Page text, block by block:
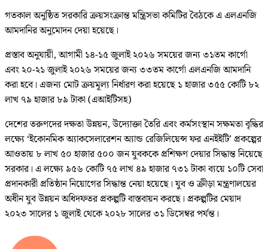
গতকাল অনুষ্ঠিত সরকারি ক্রয়সংক্রান্ত মন্ত্রিসভা কমিটির বৈঠকে এ এলএনজি
আমদানির অনুমোদন দেয়া হয়েছে।
প্রস্তাব অনুযায়ী, আগামী ১৪-১৫ জুলাই ২০২৬ সময়ের জন্য ৩১তম কার্গো
এবং ২০-২১ জুলাই ২০২৬ সময়ের জন্য ৩৩তম কার্গো এলএনজি আমদানি
করা হবে। এজন্য মোট ক্রয়মূল্য নির্ধারণ করা হয়েছে ১ হাজার ৩৫৫ কোটি ৮২
লাখ ৭৯ হাজার ৮৯ টাকা (এআইটিসহ)
দেশের তরুণদের দক্ষতা উন্নয়ন, উদ্যোক্তা তৈরি এবং কর্মসংস্থান সক্ষমতা বৃদ্ধির
লক্ষ্যে ‘ইকোনমিক অ্যাকসেলারেশন অ্যান্ড রেজিলিয়েন্স ফর এনইইটি’ প্রকল্পের
আওতায় ৮ লাখ ৫০ হাজার ৫০০ জন যুবককে প্রশিক্ষণ দেয়ার সিদ্ধান্ত নিয়েছে
সরকার। এ লক্ষ্যে ৯৫৬ কোটি ৭৫ লাখ ৪৯ হাজার ৭৩১ টাকা ব্যয়ে ১০টি সেবা
প্রদানকারী প্রতিষ্ঠান নিয়োগের সিদ্ধান্ত নেয়া হয়েছে। যুব ও ক্রীড়া মন্ত্রণালয়ের
অধীন যুব উন্নয়ন অধিদফতর প্রকল্পটি বাস্তবায়ন করছে। প্রকল্পটির মেয়াদ
২০২৩ সালের ১ জুলাই থেকে ২০২৮ সালের ৩১ ডিসেম্বর পর্যন্ত।